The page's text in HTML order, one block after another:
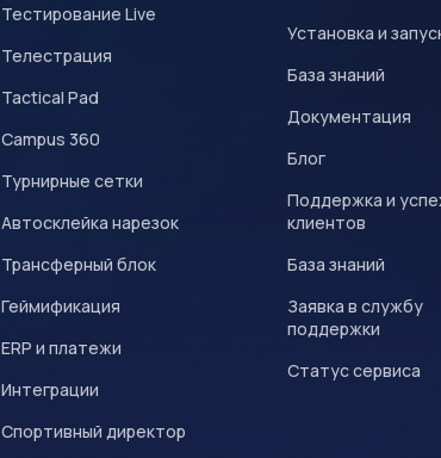
Тестирование Live
Телестрация
Tactical Pad
Campus 360
Турнирные сетки
Автосклейка нарезок
Трансферный блок
Геймификация
ERP и платежи
Интеграции
Спортивный директор
Установка и
База знаний
Документация
Блог
Поддержка и
клиентов
База знаний
Заявка в службу
поддержки
Статус сервиса